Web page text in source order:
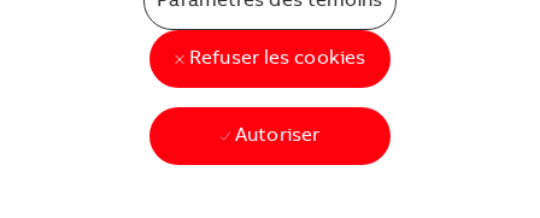
Refuser les cookies
Autoriser